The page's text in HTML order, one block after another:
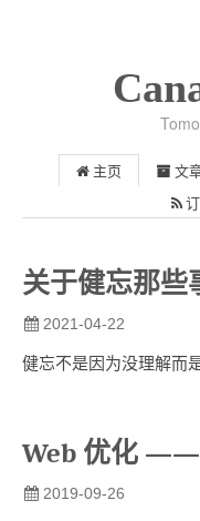
主页 文
订
关于健忘那些
2021-04-22
健忘不是因为没理解而
Web 优化
2019-09-26